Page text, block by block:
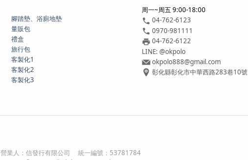
腳踏墊、浴廁地墊
量販包
禮盒
旅行包
客製化1
客製化2
客製化3
周一~周五 9:00-18:00
04-762-6123
0970-981111
04-762-6122
LINE: @okpolo
okpolo888@gmail.com
彰化縣彰化市中華西路283巷10號
營業人： 信發行有限公司 統一編號： 53781784